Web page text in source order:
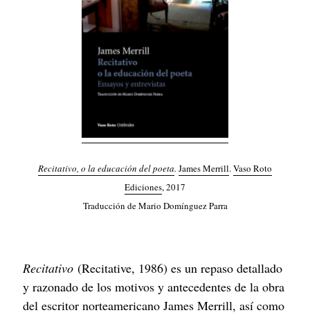
Recitativo, o la educación del poeta. James Merrill.Vaso Roto
Ediciones, 2017
Traducción de Mario Domínguez Parra
Recitativo (Recitative, 1986) es un repaso detallado
y razonado de los motivos y antecedentes de la obra
del escritor norteamericano James Merrill, así como